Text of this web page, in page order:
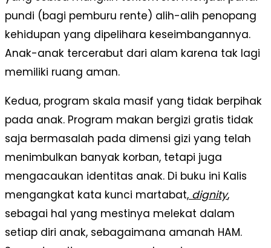
pundi (bagi pemburu rente) alih-alih penopang
kehidupan yang dipelihara keseimbangannya.
Anak-anak tercerabut dari alam karena tak lagi
memiliki ruang aman.
Kedua, program skala masif yang tidak berpihak
pada anak. Program makan bergizi gratis tidak
saja bermasalah pada dimensi gizi yang telah
menimbulkan banyak korban, tetapi juga
mengacaukan identitas anak. Di buku ini Kalis
mengangkat kata kunci martabat, dignity,
sebagai hal yang mestinya melekat dalam
setiap diri anak, sebagaimana amanah HAM.